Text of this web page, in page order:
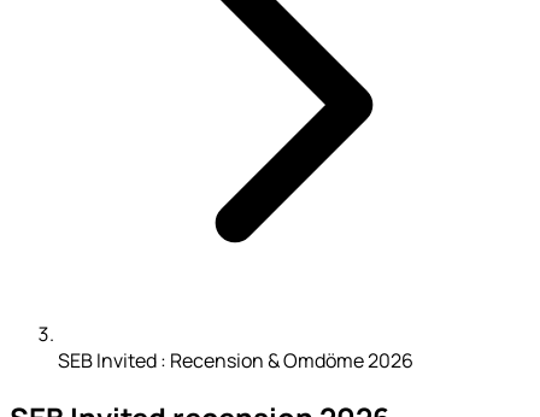
SEB Invited : Recension & Omdöme 2026